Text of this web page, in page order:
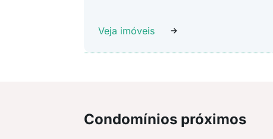
Veja imóveis
Condomínios próximos